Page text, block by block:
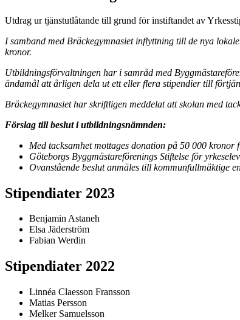
Utdrag ur tjänstutlåtande till grund för instiftandet av
I samband med Bräckegymnasiet inflyttning till de nya
kronor.
Utbildningsförvaltningen har i samråd med
ändamål att årligen dela ut ett eller flera stipendier till
Bräckegymnasiet har skriftligen meddelat att skolan med
Förslag till beslut i utbildningsnämnden:
Med tacksamhet mottages donation på 50 000
Göteborgs Byggmästareförenings Stiftelse för
Ovanstående beslut anmäles till kommunfullmäktige
Stipendiater 2023
Benjamin Astaneh
Elsa Jäderström
Fabian Werdin
Stipendiater 2022
Linnéa Claesson Fransson
Matias Persson
Melker Samuelsson